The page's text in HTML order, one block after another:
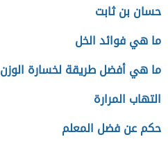
حسان بن ثابت
ما هي فوائد الخل
ما هي أفضل طريقة لخسارة الوزن
التهاب المرارة
حكم عن فضل المعلم